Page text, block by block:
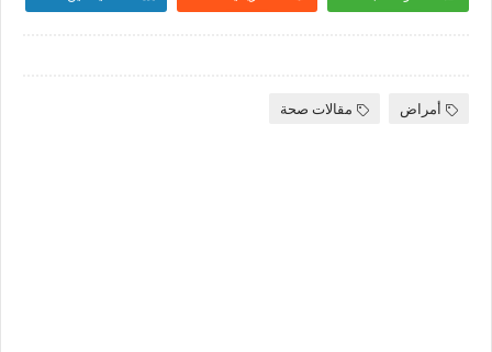
أمراض مقالات صحة